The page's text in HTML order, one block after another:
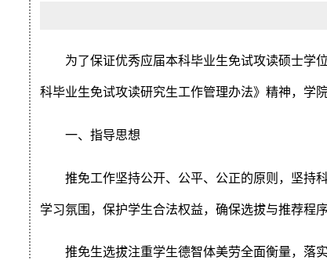
为了保证优秀应届本科毕业生免试攻读硕士学
科毕业生免试攻读研究生工作管理办法》精神，学
一、指导思想
推免工作坚持公开、公平、公正的原则，坚持
学习氛围，保护学生合法权益，确保选拔与推荐程
推免生选拔注重学生德智体美劳全面衡量，落